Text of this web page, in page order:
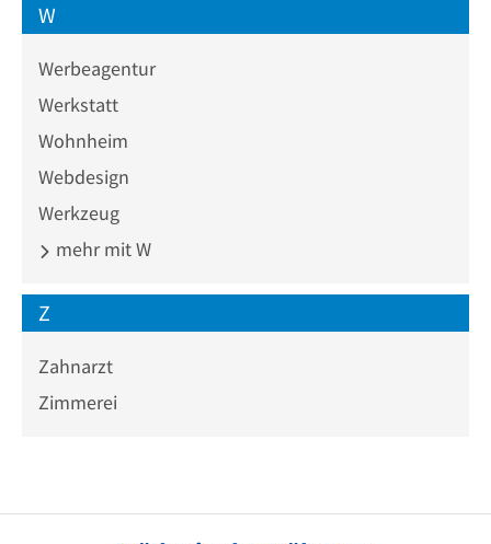
W
Werbeagentur
Werkstatt
Wohnheim
Webdesign
Werkzeug
mehr mit W
Z
Zahnarzt
Zimmerei